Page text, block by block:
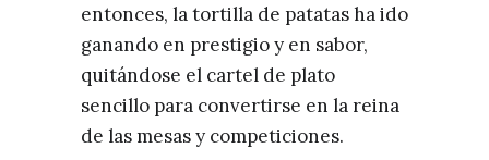
entonces, la tortilla de patatas ha ido
ganando en prestigio y en sabor,
quitándose el cartel de plato
sencillo para convertirse en la reina
de las mesas y competiciones.